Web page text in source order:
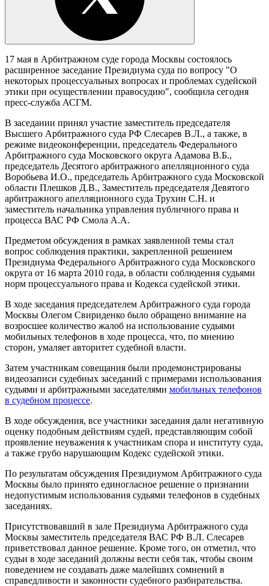
17 мая в Арбитражном суде города Москвы состоялось
расширенное заседание Президиума суда по вопросу "О
некоторых процессуальных вопросах и проблемах судейской
этики при осуществлении правосудию", сообщила сегодня
пресс-служба АСГМ.
В заседании принял участие заместитель председателя
Высшего Арбитражного суда РФ Слесарев В.Л., а также, в
режиме видеоконференции, председатель Федерального
Арбитражного суда Московского округа Адамова В.Б.,
председатель Десятого арбитражного апелляционного суда
Воробьева И.О., председатель Арбитражного суда Московской
области Плешков Д.В., Заместитель председателя Девятого
арбитражного апелляционного суда Трухин С.Н. и
заместитель начальника управления публичного права и
процесса ВАС РФ Смола А.А.
Предметом обсуждения в рамках заявленной темы стал
вопрос соблюдения практики, закрепленной решением
Президиума Федерального Арбитражного суда Московского
округа от 16 марта 2010 года, в области соблюдения судьями
норм процессуального права и Кодекса судейской этики.
В ходе заседания председателем Арбитражного суда города
Москвы Олегом Свириденко было обращено внимание на
возросшее количество жалоб на использование судьями
мобильных телефонов в ходе процесса, что, по мнению
сторон, умаляет авторитет судебной власти.
Затем участникам совещания были продемонстрированы
видеозаписи судебных заседаний с примерами использования
судьями и арбитражными заседателями мобильных телефонов
в судебном процессе.
В ходе обсуждения, все участники заседания дали негативную
оценку подобным действиям судей, представляющим собой
проявление неуважения к участникам спора и институту суда,
а также грубо нарушающим Кодекс судейской этики.
По результатам обсуждения Президиумом Арбитражного суда
Москвы было принято единогласное решение о признании
недопустимым использования судьями телефонов в судебных
заседаниях.
Присутствовавший в зале Президиума Арбитражного суда
Москвы заместитель председателя ВАС РФ В.Л. Слесарев
приветствовал данное решение. Кроме того, он отметил, что
судьи в ходе заседаний должны вести себя так, чтобы своим
поведением не создавать даже малейших сомнений в
справедливости и законности судебного разбирательства.